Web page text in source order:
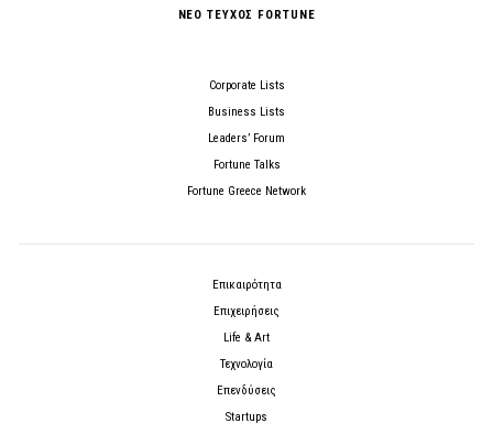
ΝΕΟ ΤΕΥΧΟΣ FORTUNE
Corporate Lists
Business Lists
Leaders’ Forum
Fortune Talks
Fortune Greece Network
Επικαιρότητα
Επιχειρήσεις
Life & Art
Τεχνολογία
Επενδύσεις
Startups